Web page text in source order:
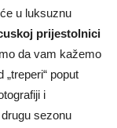
u luksuznu
prijestolnici
da vam kažemo
„treperi“ poput
i
sezonu